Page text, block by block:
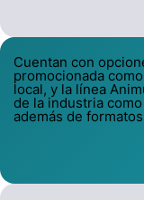
Cuentan con
promocionada
local, y la línea
de la industria
además de